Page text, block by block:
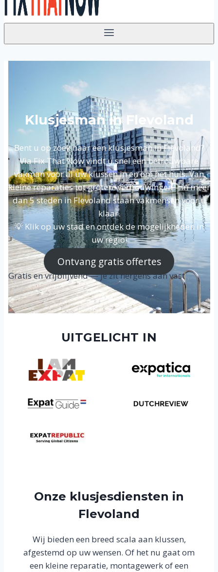
Klusjesman in Flevoland
Bent u op zoek naar een klusjesman in Flevoland?
Via Fix That Now vindt u snel een betrouwbare
vakman voor al uw klussen in en om het huis. Van
kleine reparaties tot grotere verbouwingen – in meer
dan 5 steden in Flevoland staan vakmensen voor u
klaar.
💡 Klik op uw stad en ontdek de mogelijkheden in
uw regio!
Ontvang gratis offertes
Gratis en vrijblijvend — je zit nergens aan vast
UITGELICHT IN
Onze klusjesdiensten in
Flevoland
Wij bieden een breed scala aan klussen,
afgestemd op uw wensen. Of het nu gaat om
een kleine reparatie, montagewerk of een